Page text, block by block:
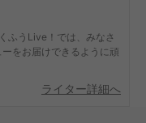
ふうLive！では、みなさ
をお届けできるように頑
ライター詳細へ